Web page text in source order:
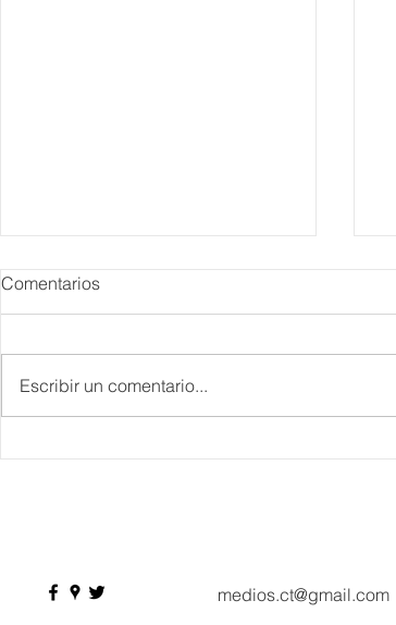
Comentarios
Escribir un comentario...
medios.ct@gmail.com